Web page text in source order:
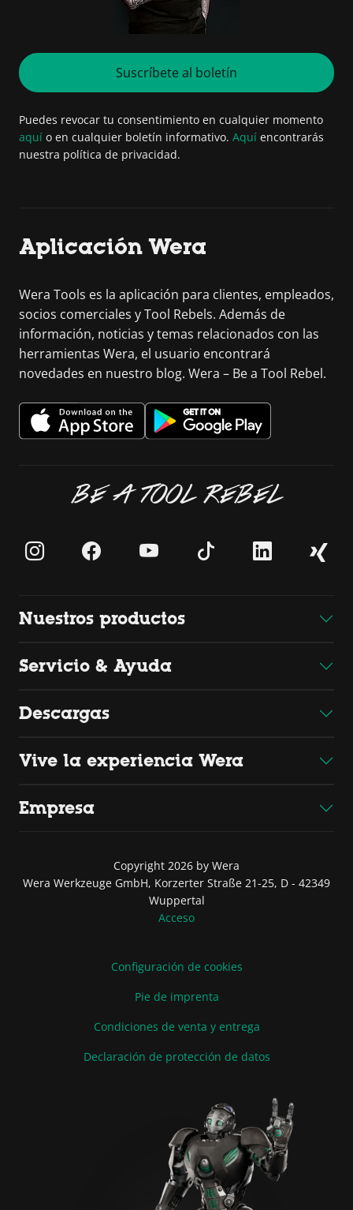
Suscríbete al boletín
Puedes revocar tu consentimiento en cualquier momento
aquí o en cualquier boletín informativo. Aquí encontrarás
nuestra política de privacidad.
Aplicación Wera
Wera Tools es la aplicación para clientes, empleados,
socios comerciales y Tool Rebels. Además de
información, noticias y temas relacionados con las
herramientas Wera, el usuario encontrará
novedades en nuestro blog. Wera – Be a Tool Rebel.
BE A TOOL REBEL
Nuestros productos
Servicio & Ayuda
Descargas
Vive la experiencia Wera
Empresa
Copyright 2026 by Wera
Wera Werkzeuge GmbH, Korzerter Straße 21-25, D - 42349
Wuppertal
Acceso
Configuración de cookies
Pie de imprenta
Condiciones de venta y entrega
Declaración de protección de datos